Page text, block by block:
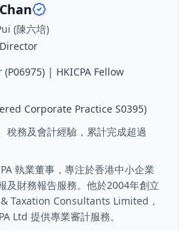
(陳六培)
| HKICPA Fellow
Corporate Practice S0395)
稅務及會計經驗，累計完成超過
執業董事，專注於香港中小企業
及財務報告服務。他於2004年創立
Taxation Consultants Limited，
Ltd 提供專業審計服務。